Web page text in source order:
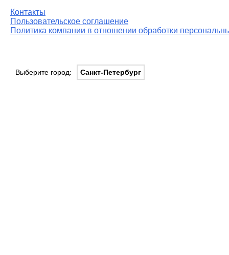
Контакты
Пользовательское соглашение
Политика компании в отношении обработки
Выберите город: Санкт-Петербург